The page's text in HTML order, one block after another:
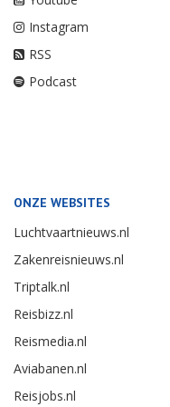
Instagram
RSS
Podcast
ONZE WEBSITES
Luchtvaartnieuws.nl
Zakenreisnieuws.nl
Triptalk.nl
Reisbizz.nl
Reismedia.nl
Aviabanen.nl
Reisjobs.nl